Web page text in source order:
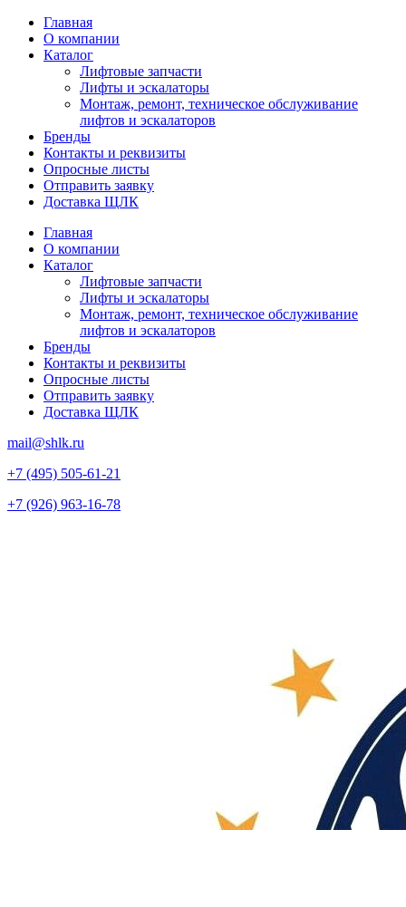
Главная
О компании
Каталог
Лифтовые запчасти
Лифты и эскалаторы
Монтаж, ремонт, техническое обслуживание
лифтов и эскалаторов
Бренды
Контакты и реквизиты
Опросные листы
Отправить заявку
Доставка ЩЛК
Главная
О компании
Каталог
Лифтовые запчасти
Лифты и эскалаторы
Монтаж, ремонт, техническое обслуживание
лифтов и эскалаторов
Бренды
Контакты и реквизиты
Опросные листы
Отправить заявку
Доставка ЩЛК
mail@shlk.ru
+7 (495) 505-61-21
+7 (926) 963-16-78